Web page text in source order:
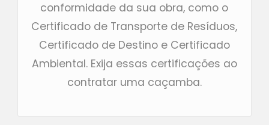
conformidade da sua obra, como o
Certificado de Transporte de Resíduos,
Certificado de Destino e Certificado
Ambiental. Exija essas certificações ao
contratar uma caçamba.